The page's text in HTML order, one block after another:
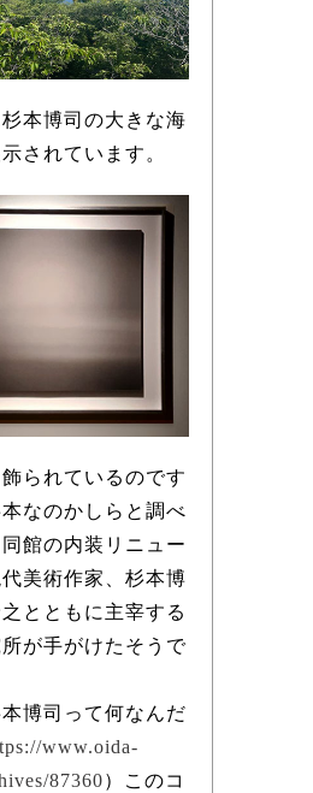
本博司の大きな海
されています。
られているのです
なのかしらと調べ
館の内装リニュー
美術作家、杉本博
とともに主宰する
が手がけたそうで
博司って何なんだ
www.oida-
87360）このコ